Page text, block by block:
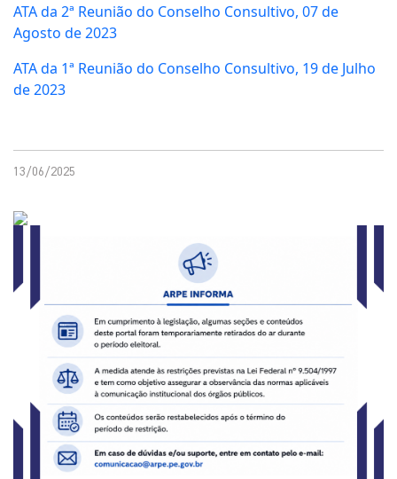
ATA da 2ª Reunião do Conselho Consultivo, 07 de
Agosto de 2023
ATA da 1ª Reunião do Conselho Consultivo, 19 de Julho
de 2023
13/06/2025